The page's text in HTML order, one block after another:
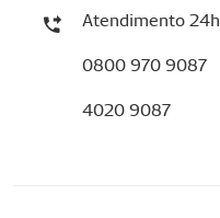
Atendimento 24h
0800 970 9087
4020 9087